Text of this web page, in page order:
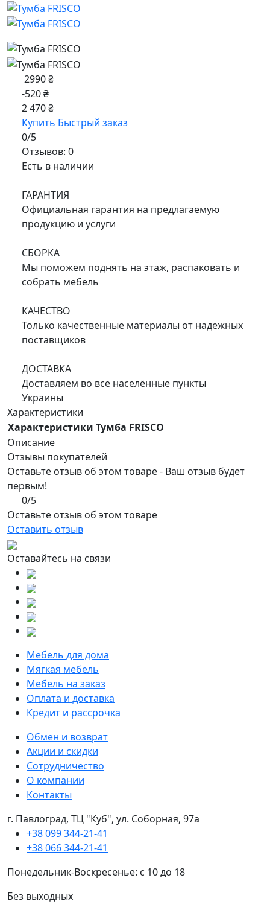
2990 ₴
-520 ₴
2 470 ₴
Купить Быстрый заказ
0/5
Отзывов: 0
Есть в наличии
ГАРАНТИЯ
Официальная гарантия на предлагаемую
продукцию и услуги
СБОРКА
Мы поможем поднять на этаж, распаковать и
собрать мебель
КАЧЕСТВО
Только качественные материалы от надежных
поставщиков
ДОСТАВКА
Доставляем во все населённые пункты
Украины
Характеристики
Характеристики Тумба FRISCO
Описание
Отзывы покупателей
Оставьте отзыв об этом товаре - Ваш отзыв будет
первым!
0/5
Оставьте отзыв об этом товаре
Оставить отзыв
Оставайтесь на связи
Мебель для дома
Мягкая мебель
Мебель на заказ
Оплата и доставка
Кредит и рассрочка
Обмен и возврат
Акции и скидки
Сотрудничество
О компании
Контакты
г. Павлоград, ТЦ "Куб", ул. Соборная, 97а
+38 099 344-21-41
+38 066 344-21-41
Понедельник-Воскресенье: с 10 до 18
Без выходных